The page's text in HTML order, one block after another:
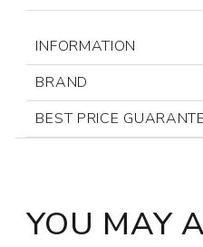
INFORMATION
BRAND
BEST PRICE
YOU MAY